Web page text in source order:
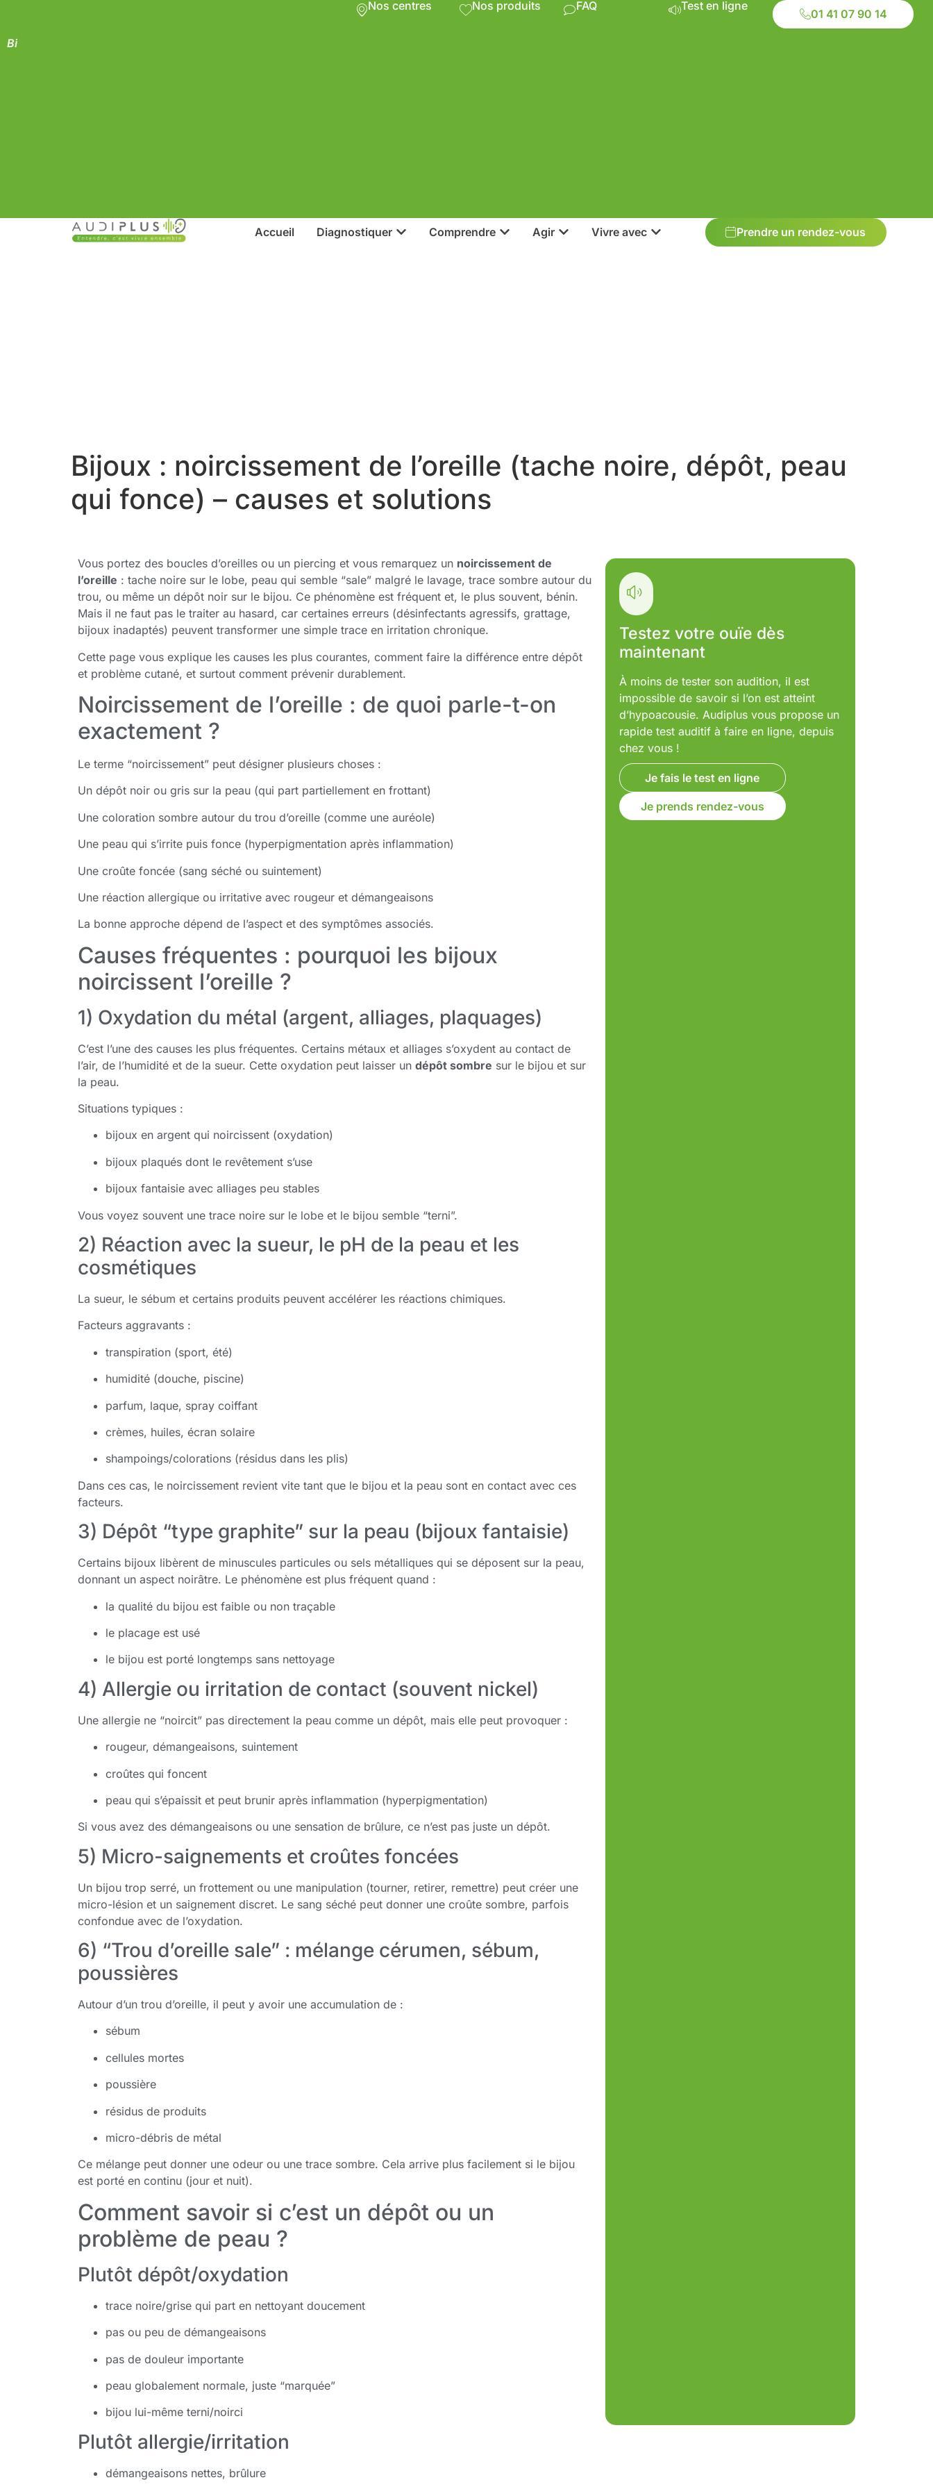
Bi
Nos centres Nos produits FAQ Test en ligne
01 41 07 90 14
Accueil Diagnostiquer Comprendre Agir Vivre avec Prendre un rendez-vous
Bijoux : noircissement de l’oreille (tache noire, dépôt, peau
qui fonce) – causes et solutions
Vous portez des boucles d’oreilles ou un piercing et vous remarquez un noircissement de
l’oreille : tache noire sur le lobe, peau qui semble “sale” malgré le lavage, trace sombre autour du
trou, ou même un dépôt noir sur le bijou. Ce phénomène est fréquent et, le plus souvent, bénin.
Mais il ne faut pas le traiter au hasard, car certaines erreurs (désinfectants agressifs, grattage,
bijoux inadaptés) peuvent transformer une simple trace en irritation chronique.
Cette page vous explique les causes les plus courantes, comment faire la différence entre dépôt
et problème cutané, et surtout comment prévenir durablement.
Noircissement de l’oreille : de quoi parle-t-on
exactement ?
Le terme “noircissement” peut désigner plusieurs choses :
Un dépôt noir ou gris sur la peau (qui part partiellement en frottant)
Une coloration sombre autour du trou d’oreille (comme une auréole)
Une peau qui s’irrite puis fonce (hyperpigmentation après inflammation)
Une croûte foncée (sang séché ou suintement)
Une réaction allergique ou irritative avec rougeur et démangeaisons
La bonne approche dépend de l’aspect et des symptômes associés.
Causes fréquentes : pourquoi les bijoux
noircissent l’oreille ?
1) Oxydation du métal (argent, alliages, plaquages)
C’est l’une des causes les plus fréquentes. Certains métaux et alliages s’oxydent au contact de
l’air, de l’humidité et de la sueur. Cette oxydation peut laisser un dépôt sombre sur le bijou et sur
la peau.
Situations typiques :
bijoux en argent qui noircissent (oxydation)
bijoux plaqués dont le revêtement s’use
bijoux fantaisie avec alliages peu stables
Vous voyez souvent une trace noire sur le lobe et le bijou semble “terni”.
2) Réaction avec la sueur, le pH de la peau et les
cosmétiques
La sueur, le sébum et certains produits peuvent accélérer les réactions chimiques.
Facteurs aggravants :
transpiration (sport, été)
humidité (douche, piscine)
parfum, laque, spray coiffant
crèmes, huiles, écran solaire
shampoings/colorations (résidus dans les plis)
Dans ces cas, le noircissement revient vite tant que le bijou et la peau sont en contact avec ces
facteurs.
3) Dépôt “type graphite” sur la peau (bijoux fantaisie)
Certains bijoux libèrent de minuscules particules ou sels métalliques qui se déposent sur la peau,
donnant un aspect noirâtre. Le phénomène est plus fréquent quand :
la qualité du bijou est faible ou non traçable
le placage est usé
le bijou est porté longtemps sans nettoyage
4) Allergie ou irritation de contact (souvent nickel)
Une allergie ne “noircit” pas directement la peau comme un dépôt, mais elle peut provoquer :
rougeur, démangeaisons, suintement
croûtes qui foncent
peau qui s’épaissit et peut brunir après inflammation (hyperpigmentation)
Si vous avez des démangeaisons ou une sensation de brûlure, ce n’est pas juste un dépôt.
5) Micro-saignements et croûtes foncées
Un bijou trop serré, un frottement ou une manipulation (tourner, retirer, remettre) peut créer une
micro-lésion et un saignement discret. Le sang séché peut donner une croûte sombre, parfois
confondue avec de l’oxydation.
6) “Trou d’oreille sale” : mélange cérumen, sébum,
poussières
Autour d’un trou d’oreille, il peut y avoir une accumulation de :
sébum
cellules mortes
poussière
résidus de produits
micro-débris de métal
Ce mélange peut donner une odeur ou une trace sombre. Cela arrive plus facilement si le bijou
est porté en continu (jour et nuit).
Comment savoir si c’est un dépôt ou un
problème de peau ?
Plutôt dépôt/oxydation
trace noire/grise qui part en nettoyant doucement
pas ou peu de démangeaisons
pas de douleur importante
peau globalement normale, juste “marquée”
bijou lui-même terni/noirci
Plutôt allergie/irritation
démangeaisons nettes, brûlure
Testez votre ouïe dès
maintenant
À moins de tester son audition, il est
impossible de savoir si l’on est atteint
d’hypoacousie. Audiplus vous propose un
rapide test auditif à faire en ligne, depuis
chez vous !
Je fais le test en ligne
Je prends rendez-vous